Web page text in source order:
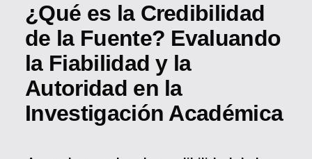
¿Qué es la Credibilidad
de la Fuente? Evaluando
la Fiabilidad y la
Autoridad en la
Investigación Académica